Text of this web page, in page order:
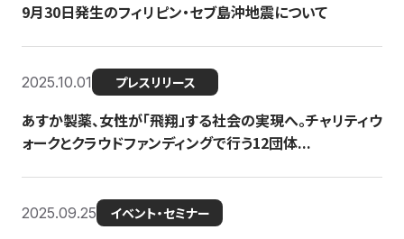
9月30日発生のフィリピン・セブ島沖地震について
2025.10.01 プレスリリース
あすか製薬、女性が「飛翔」する社会の実現へ。チャリティウ
ォークとクラウドファンディングで行う12団体...
2025.09.25 イベント・セミナー